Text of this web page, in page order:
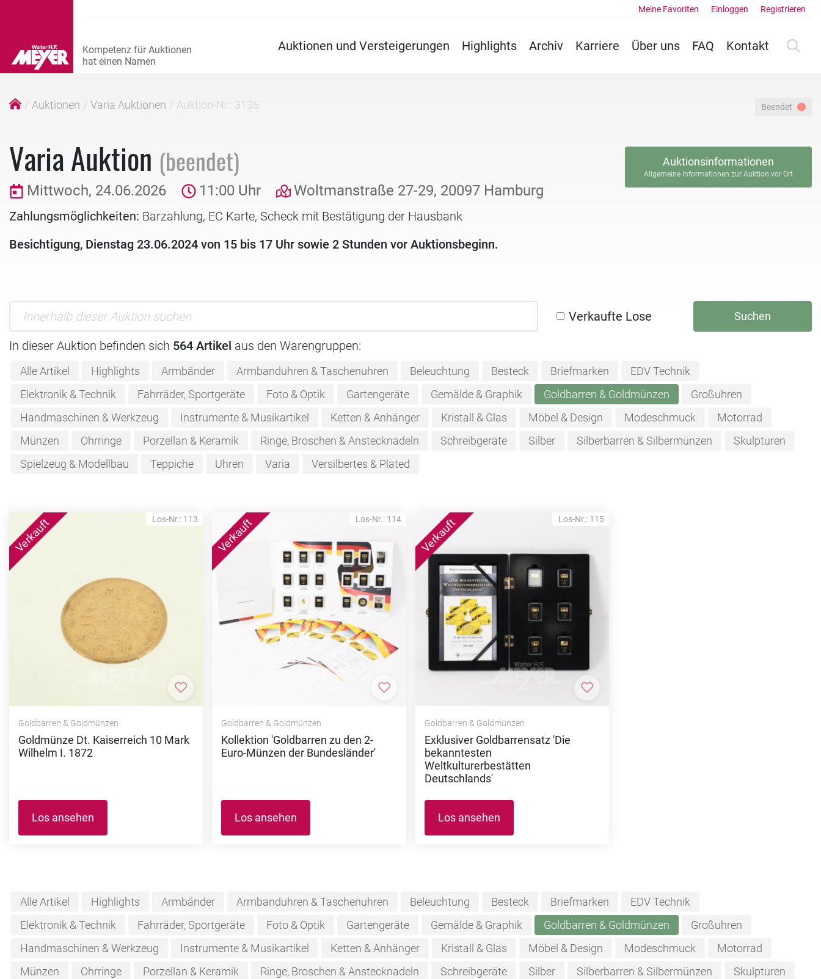
Auktionen und Versteigerungen Highlights Archiv Karriere Über uns FAQ Kontakt
Meine Favoriten Einloggen Registrieren
Auktionen Varia Auktionen Auktion-Nr.: 3135 Beendet
Varia Auktion (beendet)
Mittwoch, 24.06.2026 11:00 Uhr Woltmanstraße 27-29, 20097 Hamburg
Zahlungsmöglichkeiten: Barzahlung, EC Karte, Scheck mit Bestätigung der Hausbank
Besichtigung, Dienstag 23.06.2024 von 15 bis 17 Uhr sowie 2 Stunden vor Auktionsbeginn.
Auktionsinformationen
Allgemeine Informationen zur Auktion vor Ort
Verkaufte Lose Suchen
In dieser Auktion befinden sich 564 Artikel aus den Warengruppen:
Alle Artikel Highlights Armbänder Armbanduhren & Taschenuhren Beleuchtung Besteck Briefmarken
EDV Technik
Elektronik & Technik
Fahrräder, Sportgeräte Foto & Optik Gartengeräte Gemälde & Graphik Goldbarren & Goldmünzen
Großuhren
Handmaschinen & Werkzeug
Instrumente & Musikartikel Ketten & Anhänger Kristall & Glas Möbel & Design Modeschmuck
Motorrad
Münzen
Ohrringe Porzellan & Keramik Ringe, Broschen & Anstecknadeln Schreibgeräte Silber Silberbarren & Silbermünzen
Skulpturen
Spielzeug & Modellbau
Teppiche Uhren Varia Versilbertes & Plated
Los-Nr.: 113
Zur Merkliste hinzufügen
Goldbarren & Goldmünzen
Goldmünze Dt. Kaiserreich 10 Mark
Wilhelm I. 1872
Los ansehen
Los-Nr.: 114
Zur Merkliste hinzufügen
Goldbarren & Goldmünzen
Kollektion 'Goldbarren zu den 2-
Euro-Münzen der Bundesländer'
Los ansehen
Los-Nr.: 115
Zur Merkliste hinzufügen
Goldbarren & Goldmünzen
Exklusiver Goldbarrensatz 'Die
bekanntesten
Weltkulturerbestätten
Deutschlands'
Los ansehen
Alle Artikel Highlights Armbänder Armbanduhren & Taschenuhren Beleuchtung Besteck Briefmarken
EDV Technik
Elektronik & Technik
Fahrräder, Sportgeräte Foto & Optik Gartengeräte Gemälde & Graphik Goldbarren & Goldmünzen
Großuhren
Handmaschinen & Werkzeug
Instrumente & Musikartikel Ketten & Anhänger Kristall & Glas Möbel & Design Modeschmuck
Motorrad
Münzen
Ohrringe Porzellan & Keramik Ringe, Broschen & Anstecknadeln Schreibgeräte Silber Silberbarren & Silbermünzen
Skulpturen